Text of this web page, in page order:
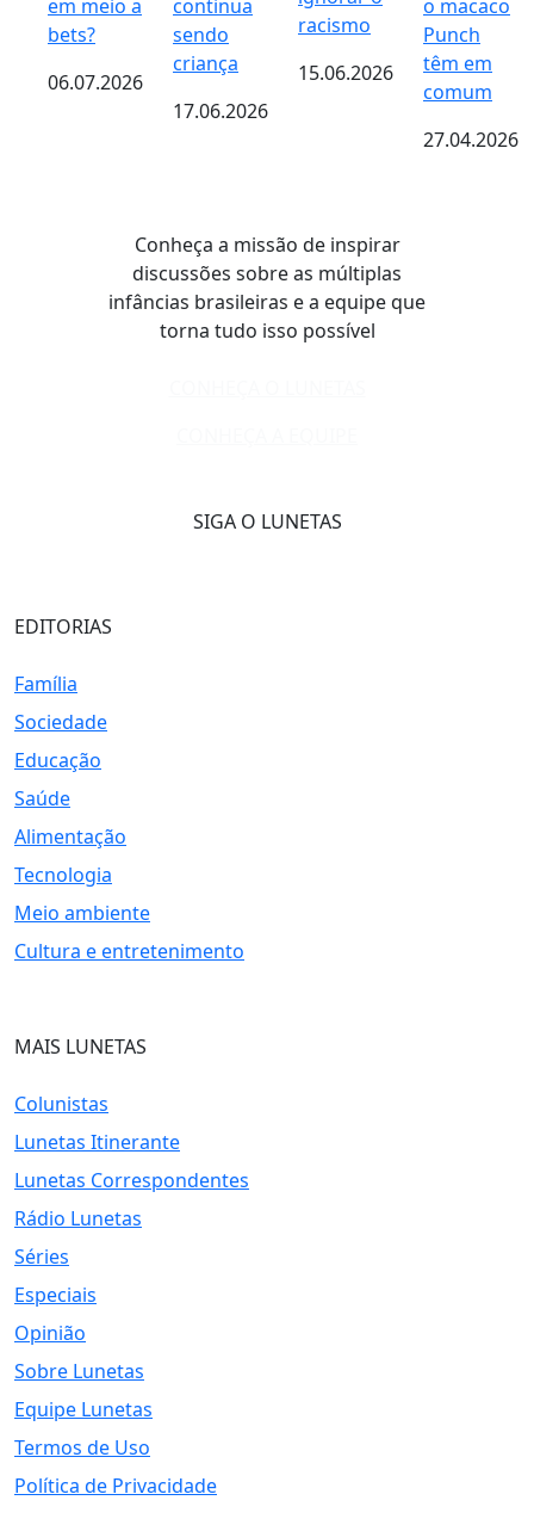
em meio a
bets?
06.07.2026
continua
sendo
criança
17.06.2026
racismo
15.06.2026
o macaco
Punch
têm em
comum
27.04.2026
Conheça a missão de inspirar
discussões sobre as múltiplas
infâncias brasileiras e a equipe que
torna tudo isso possível
SIGA O LUNETAS
EDITORIAS
Família
Sociedade
Educação
Saúde
Alimentação
Tecnologia
Meio ambiente
Cultura e entretenimento
MAIS LUNETAS
Colunistas
Lunetas Itinerante
Lunetas Correspondentes
Rádio Lunetas
Séries
Especiais
Opinião
Sobre Lunetas
Equipe Lunetas
Termos de Uso
Política de Privacidade